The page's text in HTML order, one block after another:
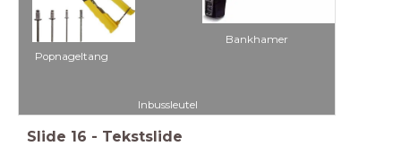
Popnageltang
Inbussleutel
Bankhamer
Slide 16 - Tekstslide